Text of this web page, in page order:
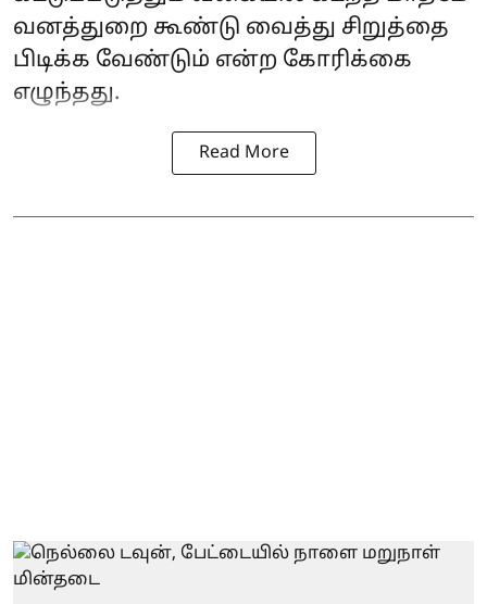
வனத்துறை கூண்டு வைத்து சிறுத்தை
பிடிக்க வேண்டும் என்ற கோரிக்கை
எழுந்தது.
Read More